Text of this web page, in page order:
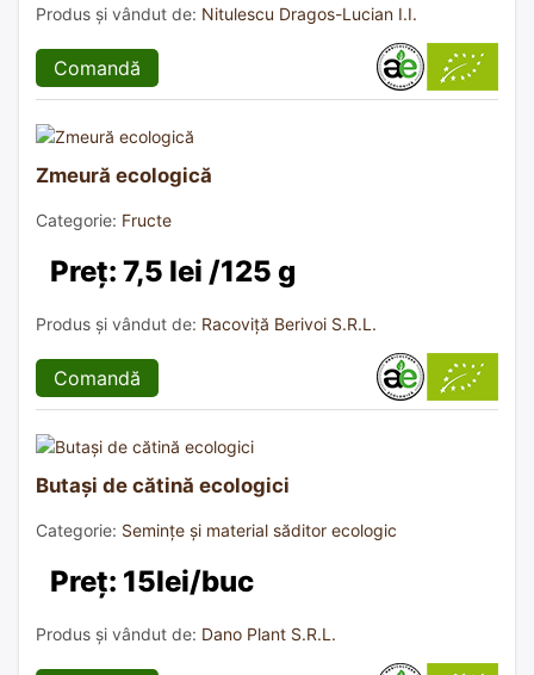
Produs și vândut de: Nitulescu Dragos-Lucian I.I.
Comandă
Zmeură ecologică
Categorie: Fructe
Preț: 7,5 lei /125 g
Produs și vândut de: Racoviță Berivoi S.R.L.
Comandă
Butași de cătină ecologici
Categorie: Semințe și material săditor ecologic
Preț: 15lei/buc
Produs și vândut de: Dano Plant S.R.L.